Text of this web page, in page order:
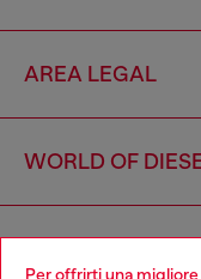
Per offrirti una
AREA LEGAL
WORLD OF